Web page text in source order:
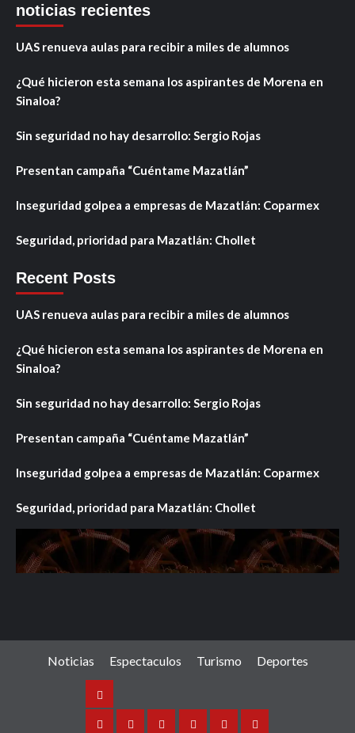
noticias recientes
UAS renueva aulas para recibir a miles de alumnos
¿Qué hicieron esta semana los aspirantes de Morena en
Sinaloa?
Sin seguridad no hay desarrollo: Sergio Rojas
Presentan campaña “Cuéntame Mazatlán”
Inseguridad golpea a empresas de Mazatlán: Coparmex
Seguridad, prioridad para Mazatlán: Chollet
Recent Posts
UAS renueva aulas para recibir a miles de alumnos
¿Qué hicieron esta semana los aspirantes de Morena en
Sinaloa?
Sin seguridad no hay desarrollo: Sergio Rojas
Presentan campaña “Cuéntame Mazatlán”
Inseguridad golpea a empresas de Mazatlán: Coparmex
Seguridad, prioridad para Mazatlán: Chollet
Noticias Espectaculos Turismo Deportes
Noticias